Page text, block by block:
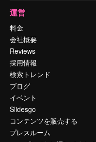
運営
料金
会社概要
Reviews
採用情報
検索トレンド
ブログ
イベント
Slidesgo
コンテンツを販売する
プレスルーム